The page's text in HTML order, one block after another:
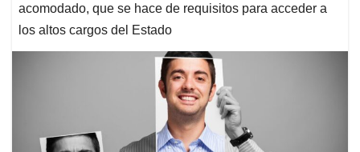
acomodado, que se hace de requisitos para acceder a
los altos cargos del Estado